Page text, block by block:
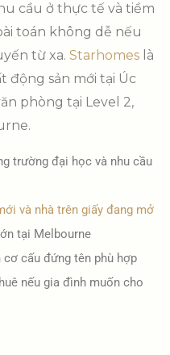
cầu ở thực tế và tiềm
toán không dễ nếu
từ xa. Starhomes là
động sản mới tại Úc
phòng tại Level 2,
trường đại học và nhu cầu
và nhà trên giấy đang mở
tại Melbourne
cấu đứng tên phù hợp
nếu gia đình muốn cho